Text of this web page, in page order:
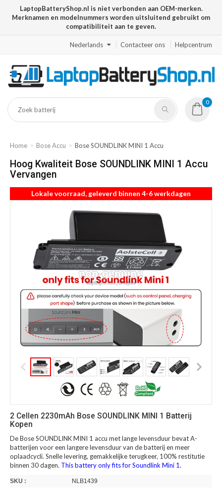
LaptopBatteryShop.nl is niet verbonden aan OEM-merken.
Merknamen en modelnummers worden uitsluitend gebruikt om
compatibiliteit aan te geven.
Nederlands Contacteer ons Helpcentrum
0
Home Bose Accu Bose SOUNDLINK MINI 1 Accu
Hoog Kwaliteit Bose SOUNDLINK MINI 1 Accu
Vervangen
Lokale voorraad, geleverd binnen 4-6 werkdagen
2 Cellen 2230mAh Bose SOUNDLINK MINI 1 Batterij
Kopen
De Bose SOUNDLINK MINI 1 accu met lange levensduur bevat A-
batterijen voor een langere levensduur van de batterij en meer
oplaadcycli. Snelle levering, gemakkelijke terugkeer, 100% restitutie
binnen 30 dagen. This battery only fits for Soundlink Mini 1.
SKU :
NLB1439